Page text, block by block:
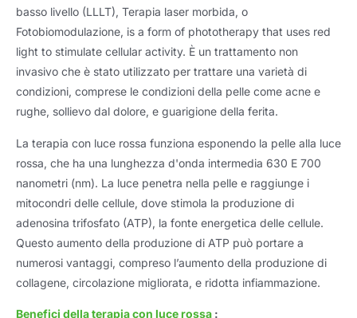
basso livello (LLLT), Terapia laser morbida, o
Fotobiomodulazione, is a form of phototherapy that uses red
light to stimulate cellular activity. È un trattamento non
invasivo che è stato utilizzato per trattare una varietà di
condizioni, comprese le condizioni della pelle come acne e
rughe, sollievo dal dolore, e guarigione della ferita.
La terapia con luce rossa funziona esponendo la pelle alla luce
rossa, che ha una lunghezza d'onda intermedia 630 E 700
nanometri (nm). La luce penetra nella pelle e raggiunge i
mitocondri delle cellule, dove stimola la produzione di
adenosina trifosfato (ATP), la fonte energetica delle cellule.
Questo aumento della produzione di ATP può portare a
numerosi vantaggi, compreso l’aumento della produzione di
collagene, circolazione migliorata, e ridotta infiammazione.
Benefici della terapia con luce rossa :